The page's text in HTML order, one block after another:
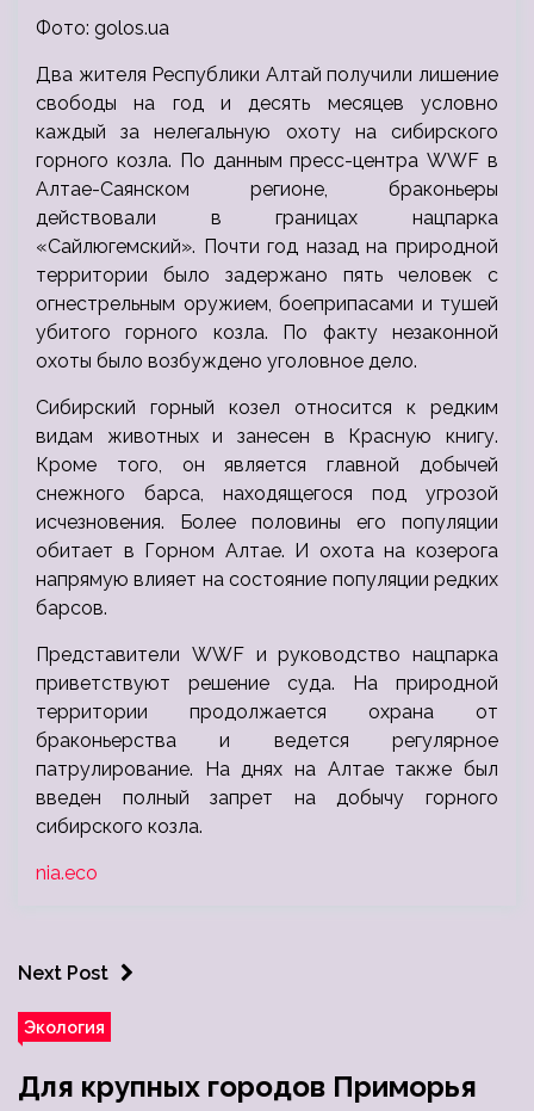
Фото: golos.ua
Два жителя Республики Алтай получили лишение
свободы на год и десять месяцев условно
каждый за нелегальную охоту на сибирского
горного козла. По данным пресс-центра WWF в
Алтае-Саянском регионе, браконьеры
действовали в границах нацпарка
«Сайлюгемский». Почти год назад на природной
территории было задержано пять человек с
огнестрельным оружием, боеприпасами и тушей
убитого горного козла. По факту незаконной
охоты было возбуждено уголовное дело.
Сибирский горный козел относится к редким
видам животных и занесен в Красную книгу.
Кроме того, он является главной добычей
снежного барса, находящегося под угрозой
исчезновения. Более половины его популяции
обитает в Горном Алтае. И охота на козерога
напрямую влияет на состояние популяции редких
барсов.
Представители WWF и руководство нацпарка
приветствуют решение суда. На природной
территории продолжается охрана от
браконьерства и ведется регулярное
патрулирование. На днях на Алтае также был
введен полный запрет на добычу горного
сибирского козла.
nia.eco
Next Post
Экология
Для крупных городов Приморья